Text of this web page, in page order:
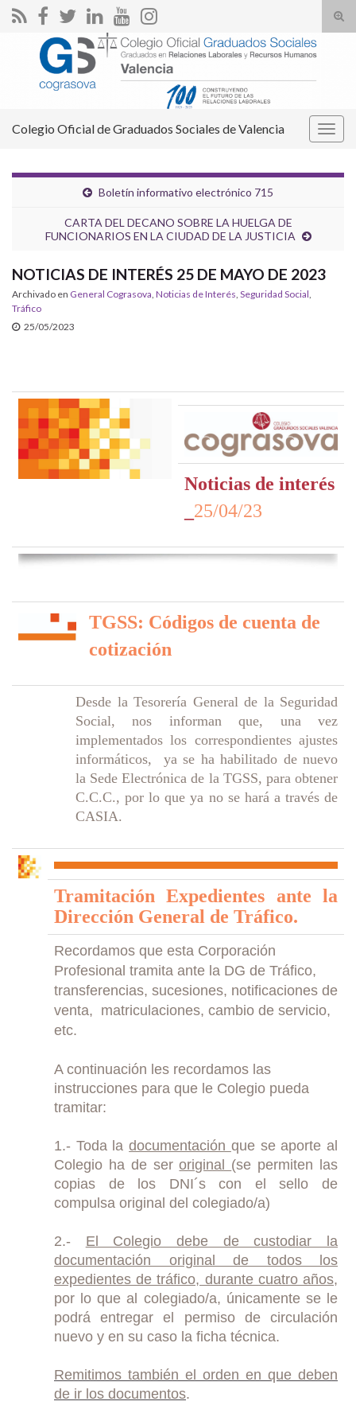
el
Search for:
Colegio Oficial de Graduados Sociales de Valencia
Boletín informativo electrónico 715
CARTA DEL DECANO SOBRE LA HUELGA DE
FUNCIONARIOS EN LA CIUDAD DE LA JUSTICIA
NOTICIAS DE INTERÉS 25 DE MAYO DE 2023
Archivado en General Cograsova Noticias de Interés Seguridad Social
Tráfico
25/05/2023
Noticias de interés
25/04/23
TGSS: Códigos de cuenta de
cotización
Desde la Tesorería General de la Seguridad
Social, nos informan que, una vez
implementados los correspondientes ajustes
informáticos, ya se ha habilitado de nuevo
la Sede Electrónica de la TGSS, para obtener
C.C.C., por lo que ya no se hará a través de
CASIA.
Tramitación Expedientes ante la
Dirección General de Tráfico.
Recordamos que esta Corporación
Profesional tramita ante la DG de Tráfico,
transferencias, sucesiones, notificaciones de
venta, matriculaciones, cambio de servicio,
etc.
A continuación les recordamos las
instrucciones para que le Colegio pueda
tramitar:
1.- Toda ladocumentación que se aporte al
Colegio ha de seroriginal (se permiten las
copias de los DNI´s con el sello de
compulsa original del colegiado/a)
2.- El Colegio debe de custodiar la
documentación original de todos los
expedientes de tráfico, durante cuatro años,
por lo que al colegiado/a, únicamente se le
podrá entregar el permiso de circulación
nuevo y en su caso la ficha técnica.
Remitimos también el orden en que deben
de ir los documentos.